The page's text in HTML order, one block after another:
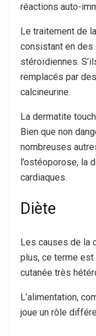
réactions auto-
Le traitement de
consistant en
stéroïdiennes.
remplacés par
calcineurine.
La dermatite
Bien que non
nombreuses
l’ostéoporose, la
cardiaques.
Diète
Les causes de la
plus, ce terme
cutanée très
L’alimentation,
joue un rôle